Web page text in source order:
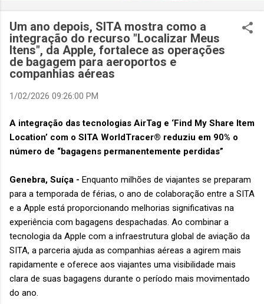
compradores para explorar as inovações que moldam o futuro
das viagens. O evento também contará com a presença de
importantes nomes do setor e debates sobre as principais
tendências que impulsionam a próxima geração da tecnologia
Um ano depois, SITA mostra como a
integração do recurso "Localizar Meus
Itens", da Apple, fortalece as operações
de bagagem para aeroportos e
companhias aéreas
1/02/2026 09:26:00 PM
A integração das tecnologias AirTag e ‘Find My Share Item
Location’ com o SITA WorldTracer® reduziu em 90% o
número de “bagagens permanentemente perdidas”
Genebra, Suíça - Enquanto milhões de viajantes se preparam
para a temporada de férias, o ano de colaboração entre a SITA
e a Apple está proporcionando melhorias significativas na
experiência com bagagens despachadas. Ao combinar a
tecnologia da Apple com a infraestrutura global de aviação da
SITA, a parceria ajuda as companhias aéreas a agirem mais
rapidamente e oferece aos viajantes uma visibilidade mais
clara de suas bagagens durante o período mais movimentado
do ano.